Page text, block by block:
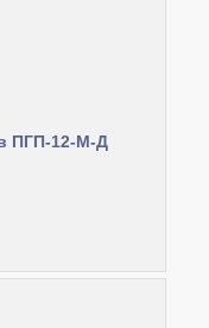
ПГП-12-М-Д